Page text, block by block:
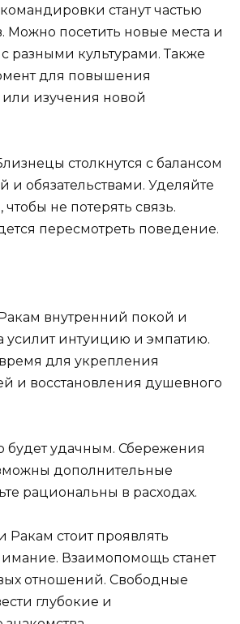
станут частью
Можно посетить новые места и
разными культурами. Также
для повышения
изучения новой
столкнутся с балансом
и обязательствами. Уделяйте
не потерять связь.
пересмотреть поведение.
внутренний покой и
усилит интуицию и эмпатию.
для укрепления
и восстановления душевного
будет удачным. Сбережения
дополнительные
рациональны в расходах.
стоит проявлять
Взаимопомощь станет
отношений. Свободные
глубокие и